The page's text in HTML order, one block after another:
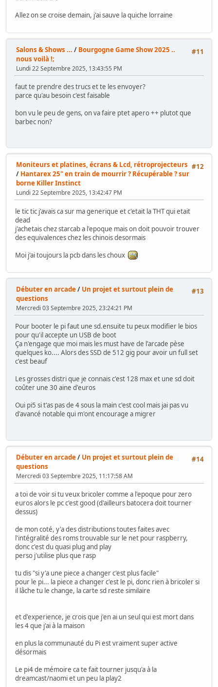
Allez on se croise demain, j'ai sauve la quiche lorraine
#11
Salons & Shows ... / Bourgogne Game Show 2025 ..
nous voilà !;
Lundi 22 Septembre 2025, 13:43:55 PM
faut te prendre des trucs et te les envoyer?
parce qu'au besoin c'est faisable
bon vu le peu de gens, on va faire ptet apero ++ plutot que
barbec non?
#12
Moniteurs et platines, écrans & Lcd, rétroprojecteurs
/ Hantarex 25" en train de mourrir ? Récupérable ? sur
borne Killer Instinct
Lundi 22 Septembre 2025, 13:42:47 PM
le tic tic j'avais ca sur ma generique et c'etait la THT qui etait
dead
j'achetais chez starcab a l'epoque mais on doit pouvoir trouver
des equivalences chez les chinois desormais
Moi j'ai toujours la pcb dans les choux
#13
Débuter en arcade/ Un projet et surtout plein de
questions
Mercredi 03 Septembre 2025, 23:24:21 PM
Pour booter le pi faut une sd.ensuite tu peux modifier le bios
pour qu'il accepte un USB de boot
Ça n'engage que moi mais les must have de l'arcade pèse
quelques ko.... Alors des SSD de 512 gig pour avoir un full set
c'est beauf
Les grosses distri que je connais c'est 128 max et une sd doit
coûter une 30 aine d'euros
Oui pi5 si t'as pas de 4 sous la main c'est cool mais jai pas vu
d'avancé notable qui m'ont encourage a migrer
#14
Débuter en arcade/ Un projet et surtout plein de
questions
Mercredi 03 Septembre 2025, 11:17:58 AM
a toi de voir si tu veux bricoler comme a l'epoque pour zero
euros alors le pc c'est good (d'ailleurs batocera doit tourner
dessus)
de mon coté, y'a des distributions toutes faites avec
l'intégralité des roms trouvable sur le net pour raspberry,
donc c'est du quasi plug and play
perso j'utilise plus que rasp
tu dis "si y'a une piece a changer c'est plus facile"
pour le pi... la piece a changer c'est le pi, donc rien à bricoler si
il lâche tu le change, la carte sd reste similaire
et d'experience, je crois que j'en ai un seul qui est mort dans
les 4 que j'ai à la maison
en plus la communauté du Pi est vraiment super active
désormais
Le pi4 de mémoire ca te fait tourner jusqu'a à la
dreamcast/naomi et un peu la play2